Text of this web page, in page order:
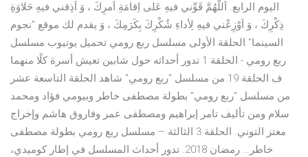
اليوم الرابع. اَللّهُمَّ قَوِّني فيهِ عَلى اِقامَةِ اَمرِكَ ، وَ اَذِقني فيهِ حَلاوَةِ
ذِكْرِكَ ، وَ اَوْزِعْني فيهِ لِأداءِ شُكْرِكَ بِكَرَمِكَ ، وَ يقدم لك موقع "نجوم
السينما" الحلقة الأولى مسلسل ربع رومي تحميل يوتيوب مسلسل
ربع رومي - الحلقة 1 تدور أحداثه حول شابين تعيش أسرة كلًا منهما
ف الحلقة 19 من مسلسل "ربع رومي" شاهد الحلقة التاسعة عشر
من مسلسل "ربع رومي" بطولة مصطفى خاطر وبيومي فؤاد ومحمد
سلام ومن تأليف تامر إبراهيم ومصطفى عمر وفاروق هاشم وإخراج
معتز التوني. الحلقة 3 الثالثة – مسلسل ربع رومي بطولة مصطفى
خاطر… رمضان 2018. تدور أحداث المسلسل في إطار كوميدي،